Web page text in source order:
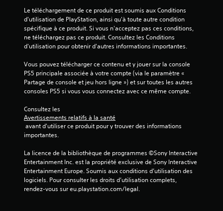
u
r
5
(
4
v
i
Le téléchargement de ce produit est soumis aux Conditions
d'utilisation de PlayStation, ainsi qu'à toute autre condition
spécifique à ce produit. Si vous n'acceptez pas ces conditions,
ne téléchargez pas ce produit. Consultez les Conditions
d'utilisation pour obtenir d'autres informations importantes.
Vous pouvez télécharger ce contenu et y jouer sur la console
PS5 principale associée à votre compte (via le paramètre «
Partage de console et jeu hors ligne ») et sur toutes les autres
consoles PS5 si vous vous connectez avec ce même compte.
Consultez les
Avertissements relatifs à la santé
importantes.
La licence de la bibliothèque de programmes ©Sony Interactive
Entertainment Inc. est la propriété exclusive de Sony Interactive
Entertainment Europe. Soumis aux conditions d’utilisation des
logiciels. Pour consulter les droits d’utilisation complets,
rendez-vous sur eu.playstation.com/legal.